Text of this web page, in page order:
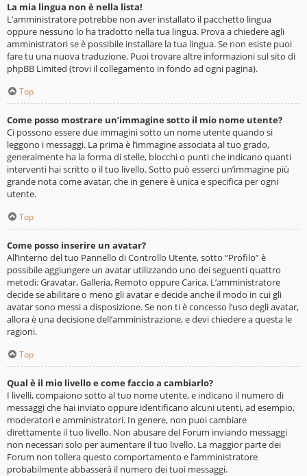
La mia lingua non è nella lista!
L’amministratore potrebbe non aver installato il pacchetto lingua
oppure nessuno lo ha tradotto nella tua lingua. Prova a chiedere agli
amministratori se è possibile installare la tua lingua. Se non esiste puoi
fare tu una nuova traduzione. Puoi trovare altre informazioni sul sito di
phpBB Limited (trovi il collegamento in fondo ad ogni pagina).
Top
Come posso mostrare un’immagine sotto il mio nome utente?
Ci possono essere due immagini sotto un nome utente quando si
leggono i messaggi. La prima è l’immagine associata al tuo grado,
generalmente ha la forma di stelle, blocchi o punti che indicano quanti
interventi hai scritto o il tuo livello. Sotto può esserci un’immagine più
grande nota come avatar, che in genere è unica e specifica per ogni
utente.
Top
Come posso inserire un avatar?
All’interno del tuo Pannello di Controllo Utente, sotto “Profilo” è
possibile aggiungere un avatar utilizzando uno dei seguenti quattro
metodi: Gravatar, Galleria, Remoto oppure Carica. L’amministratore
decide se abilitare o meno gli avatar e decide anche il modo in cui gli
avatar sono messi a disposizione. Se non ti è concesso l’uso degli avatar,
allora è una decisione dell’amministrazione, e devi chiedere a questa le
ragioni.
Top
Qual è il mio livello e come faccio a cambiarlo?
I livelli, compaiono sotto al tuo nome utente, e indicano il numero di
messaggi che hai inviato oppure identificano alcuni utenti, ad esempio,
moderatori e amministratori. In genere, non puoi cambiare
direttamente il tuo livello. Non abusare del Forum inviando messaggi
non necessari solo per aumentare il tuo livello. La maggior parte dei
Forum non tollera questo comportamento e l’amministratore
probabilmente abbasserà il numero dei tuoi messaggi.